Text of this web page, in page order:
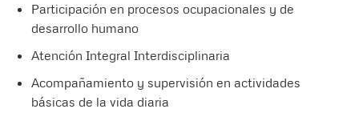
Participación en procesos ocupacionales y de
desarrollo humano
Atención Integral Interdisciplinaria
Acompañamiento y supervisión en actividades
básicas de la vida diaria